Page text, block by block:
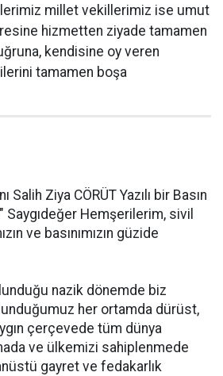
millet vekillerimiz ise umut
hizmetten ziyade tamamen
kendisine oy veren
tamamen boşa
Salih Ziya CÖRÜT Yazılı bir Basın
Saygıdeğer Hemşerilerim, sivil
ve basınımızın güzide
nazik dönemde biz
her ortamda dürüst,
çerçevede tüm dünya
ve ülkemizi sahiplenmede
gayret ve fedakarlık